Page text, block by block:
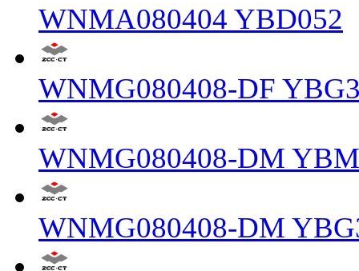
WNMA080404 YBD052
WNMG080408-DF
WNMG080408-DM
WNMG080408-DM